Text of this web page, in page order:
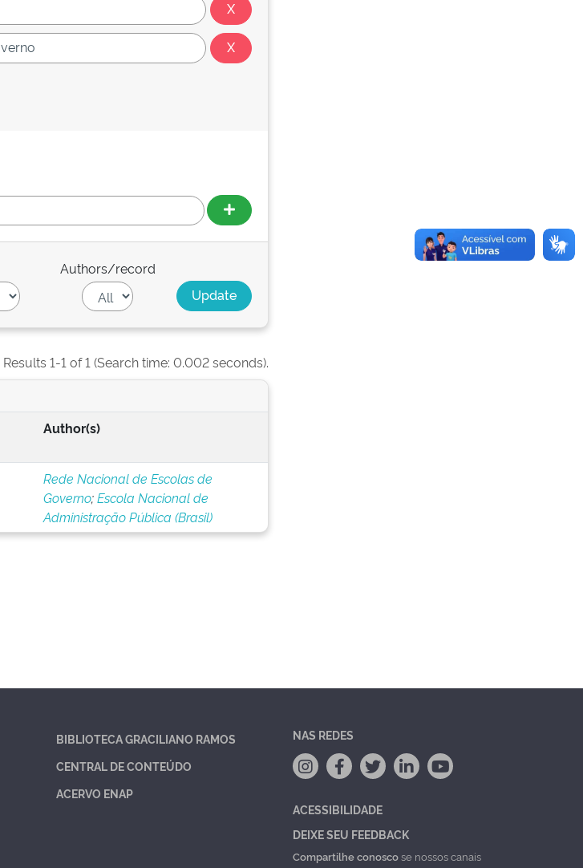
Authors/record
Results 1-1 of 1 (Search time: 0.002 seconds).
Author(s)
Rede Nacional de Escolas de
Governo;Escola Nacional de
Administração Pública (Brasil)
BIBLIOTECA GRACILIANO RAMOS
CENTRAL DE CONTEÚDO
ACERVO ENAP
NAS REDES
ACESSIBILIDADE
DEIXE SEU FEEDBACK
Compartilhe conoscose nossos canais